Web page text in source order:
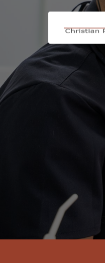
> Prophylaxe
> Parodontologie
> Wurzelbehandlung
> Ästhetische
> Funktionsprobleme